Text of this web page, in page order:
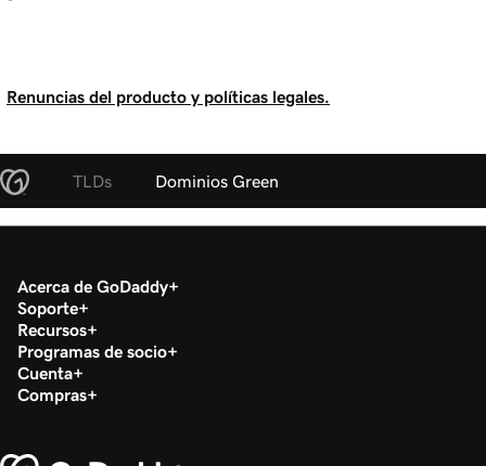
Renuncias del producto y políticas legales.
TLDs Dominios Green
Acerca de GoDaddy
Soporte
Recursos
Programas de socio
Cuenta
Compras